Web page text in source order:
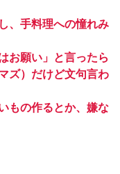
、手料理への憧れみ
お願い」と言ったら
ズ）だけど文句言わ
もの作るとか、嫌な